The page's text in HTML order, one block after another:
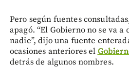
Pero según fuentes
apagó. “El Gobierno no se va a
nadie”, dijo una fuente
ocasiones anteriores el
detrás de algunos nombres.